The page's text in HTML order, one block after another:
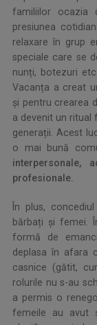
familiilor ocazia
presiunea
relaxare în grup
speciale care se
nunți, botezuri
Vacanța a creat
și pentru crearea
a devenit un ritual
generații. Acest
o mai bună
interpersonale,
profesionale.
În plus,
bărbați și femei.
formă de
deplasa în afara
casnice (gătit,
rolurile nu s-au
a permis o
femeile au avut